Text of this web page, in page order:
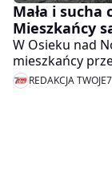
Mała i sucha
Mieszkańcy
W Osieku nad
mieszkańcy
jest znacznie
tego…
REDAKCJA